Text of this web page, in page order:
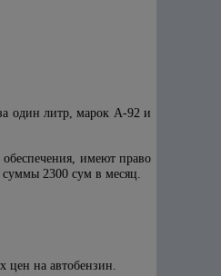
один литр, марок А-92 и
имеют право
2300 сум в месяц.
цен на автобензин.